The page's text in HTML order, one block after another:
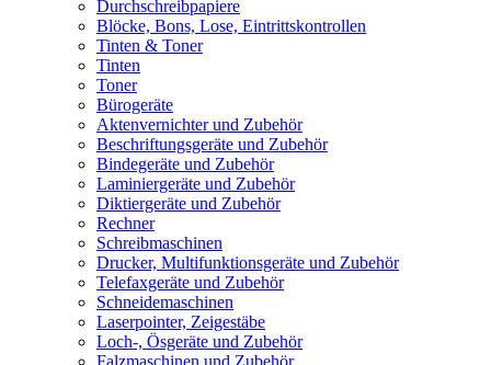
Durchschreibpapiere
Blöcke, Bons, Lose, Eintrittskontrollen
Tinten & Toner
Tinten
Toner
Bürogeräte
Aktenvernichter und Zubehör
Beschriftungsgeräte und Zubehör
Bindegeräte und Zubehör
Laminiergeräte und Zubehör
Diktiergeräte und Zubehör
Rechner
Schreibmaschinen
Drucker, Multifunktionsgeräte und Zubehör
Telefaxgeräte und Zubehör
Schneidemaschinen
Laserpointer, Zeigestäbe
Loch-, Ösgeräte und Zubehör